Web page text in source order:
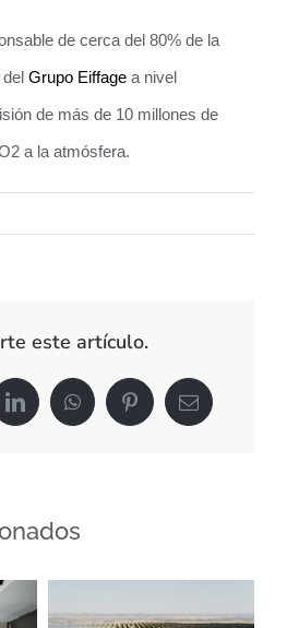
de cerca del 80% de la
Grupo Eiffage a nivel
de más de 10 millones de
a la atmósfera.
este artículo.
LinkedInWhatsAppPinterestCorreo
electrónico